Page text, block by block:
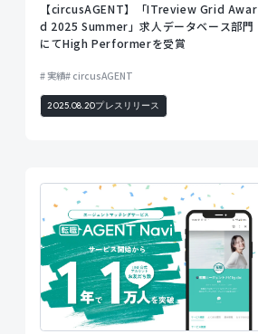
【circusAGENT】「ITreview Grid Awar
d 2025 Summer」求人データベース部門
にてHigh Performerを受賞
実績 circusAGENT
2025.08.20プレスリリース